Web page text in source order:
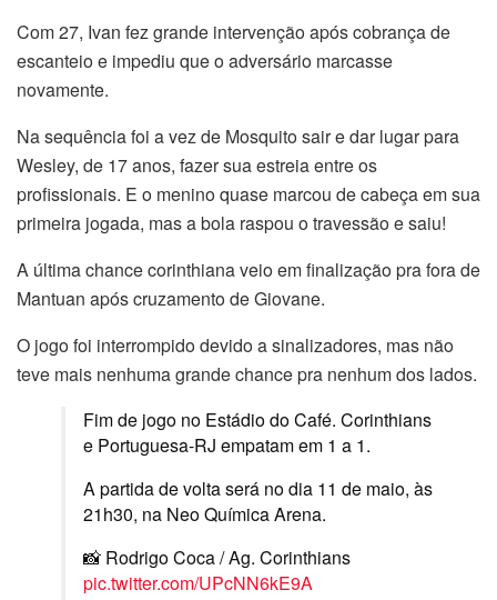
Com 27, Ivan fez grande intervenção após cobrança de
escanteio e impediu que o adversário marcasse
novamente.
Na sequência foi a vez de Mosquito sair e dar lugar para
Wesley, de 17 anos, fazer sua estreia entre os
profissionais. E o menino quase marcou de cabeça em sua
primeira jogada, mas a bola raspou o travessão e saiu!
A última chance corinthiana veio em finalização pra fora de
Mantuan após cruzamento de Giovane.
O jogo foi interrompido devido a sinalizadores, mas não
teve mais nenhuma grande chance pra nenhum dos lados.
Fim de jogo no Estádio do Café. Corinthians
e Portuguesa-RJ empatam em 1 a 1.
A partida de volta será no dia 11 de maio, às
21h30, na Neo Química Arena.
📸 Rodrigo Coca / Ag. Corinthians
pic.twitter.com/UPcNN6kE9A